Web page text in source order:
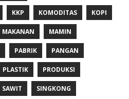
KKP KOMODITAS KOPI
MAKANAN MAMIN
PABRIK PANGAN
PLASTIK PRODUKSI
SAWIT SINGKONG